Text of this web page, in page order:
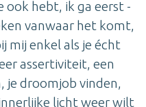
ook hebt, ik ga eerst -
vanwaar het komt,
mij enkel als je écht
assertiviteit, een
je droomjob vinden,
licht weer wilt